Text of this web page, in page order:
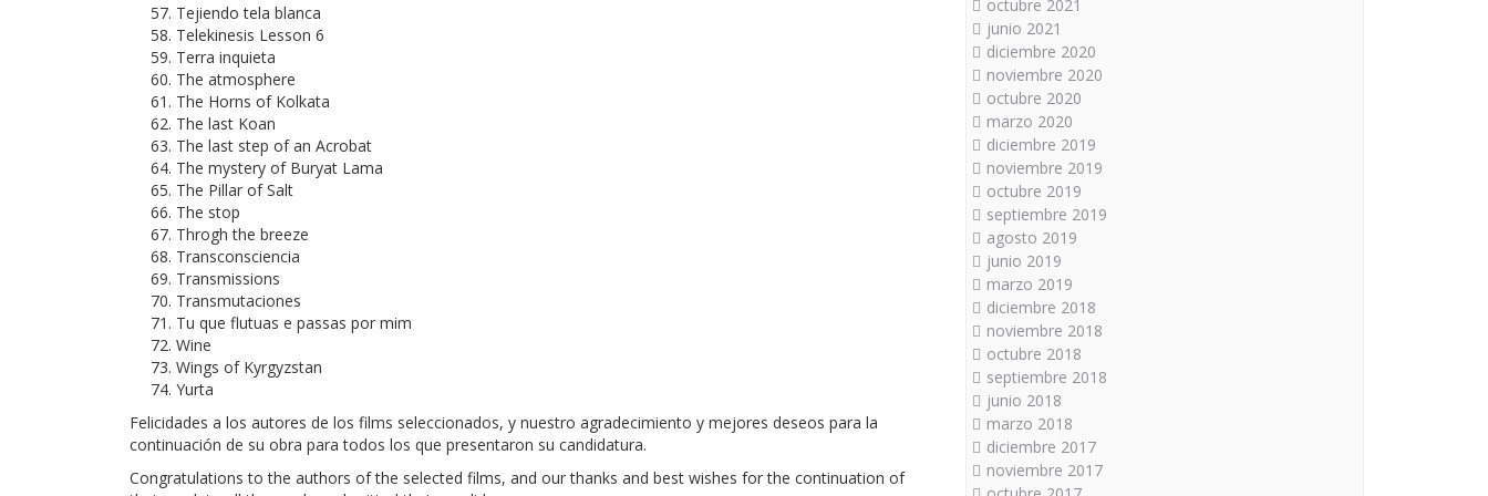
Tejiendo tela blanca
Telekinesis Lesson 6
Terra inquieta
The atmosphere
The Horns of Kolkata
The last Koan
The last step of an Acrobat
The mystery of Buryat Lama
The Pillar of Salt
The stop
Throgh the breeze
Transconsciencia
Transmissions
Transmutaciones
Tu que flutuas e passas por mim
Wine
Wings of Kyrgyzstan
Yurta
Felicidades a los autores de los films seleccionados, y nuestro agradecimiento y mejores deseos para la
continuación de su obra para todos los que presentaron su candidatura.
Congratulations to the authors of the selected films, and our thanks and best wishes for the continuation of
octubre 2021
junio 2021
diciembre 2020
noviembre 2020
octubre 2020
marzo 2020
diciembre 2019
noviembre 2019
octubre 2019
septiembre 2019
agosto 2019
junio 2019
marzo 2019
diciembre 2018
noviembre 2018
octubre 2018
septiembre 2018
junio 2018
marzo 2018
diciembre 2017
noviembre 2017